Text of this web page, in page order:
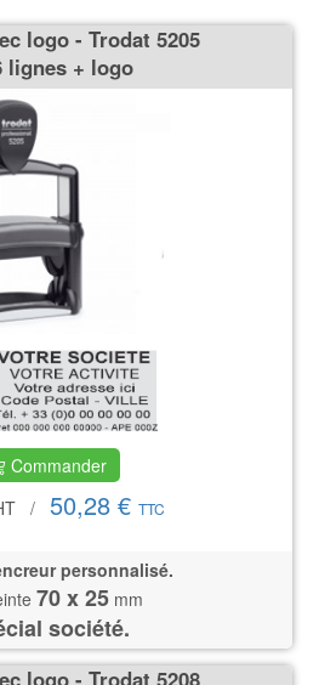
logo - Trodat 5205
lignes + logo
Commander
/ 50,28 € TTC
personnalisé.
70 x 25mm
société.
logo - Trodat 5208